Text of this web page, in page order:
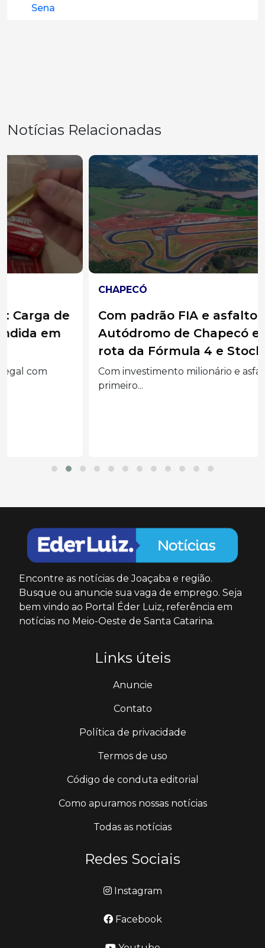
Sena
Notícias Relacionadas
Com padrão FIA e asfalto de F1,
Autódromo de Chapecó entra na
rota da Fórmula 4 e Stock Car
Com investimento milionário e asfalto de F1, o
Encontre as notícias de Joaçaba e região.
Busque ou anuncie sua vaga de emprego. Seja
bem vindo ao Portal Éder Luiz, referência em
notícias no Meio-Oeste de Santa Catarina.
Links úteis
Anuncie
Contato
Política de privacidade
Termos de uso
Código de conduta editorial
Como apuramos nossas notícias
Todas as notícias
Redes Sociais
Instagram
Facebook